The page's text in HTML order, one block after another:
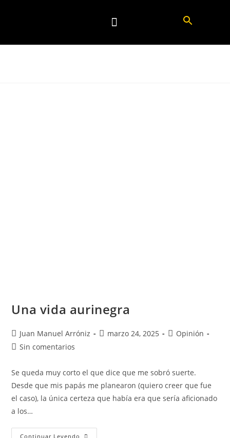
Una vida aurinegra
Juan Manuel Arróniz marzo 24, 2025
Opinión
Sin comentarios
Se queda muy corto el que dice que me sobró suerte.
Desde que mis papás me planearon (quiero creer que fue
el caso), la única certeza que había era que sería aficionado
a los…
Continuar Leyendo